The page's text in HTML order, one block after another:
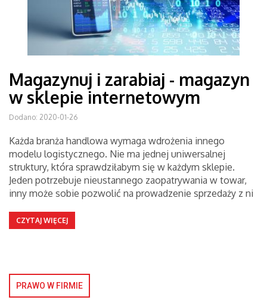
Magazynuj i zarabiaj - magazyn
w sklepie internetowym
Dodano: 2020-01-26
Każda branża handlowa wymaga wdrożenia innego
modelu logistycznego. Nie ma jednej uniwersalnej
struktury, która sprawdziłabym się w każdym sklepie.
Jeden potrzebuje nieustannego zaopatrywania w towar,
inny może sobie pozwolić na prowadzenie sprzedaży z ni
CZYTAJ WIĘCEJ
PRAWO W FIRMIE